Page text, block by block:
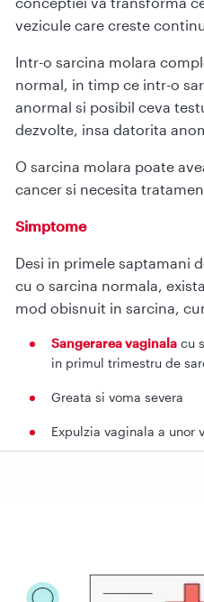
vezicule care creste
Intr-o sarcina molara
normal, in timp ce intr-o
anormal si posibil ceva
dezvolte, insa datorita
O sarcina molara poate
cancer si necesita
Simptome
Desi in primele saptamani
cu o sarcina normala,
mod obisnuit in sarcina,
Sangerarea vaginala cu
in primul trimestru de
Greata si voma severa
Expulzia vaginala a unor
Cresterea rapida
Hipertensiune arteriala